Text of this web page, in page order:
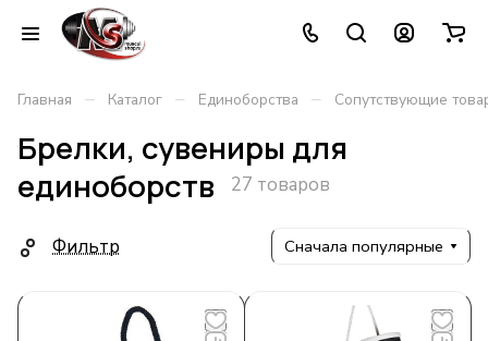
Главная – Каталог – Единоборства – Сопутствующие
Брелки, сувениры для
единоборств
27 товаров
Фильтр Сначала популярные